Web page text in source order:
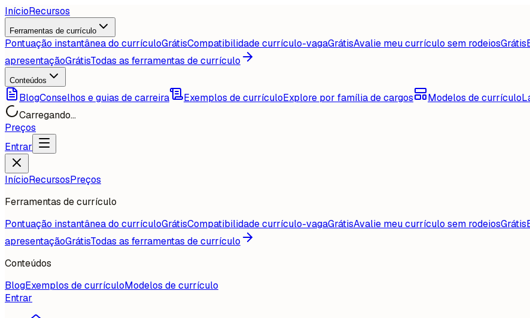
InícioRecursos
Ferramentas de currículo
Pontuação instantânea do currículoGrátisCompatibilidade currículo-vagaGrátisAvalie meu currículo sem rodeiosGrátis
apresentaçãoGrátisTodas as ferramentas de currículo
Conteúdos
BlogConselhos e guias de carreira Exemplos de currículoExplore por família de cargos Modelos de currículo
Carregando...
Preços
Entrar
InícioRecursosPreços
Ferramentas de currículo
Pontuação instantânea do currículoGrátisCompatibilidade currículo-vagaGrátisAvalie meu currículo sem rodeiosGrátis
apresentaçãoGrátisTodas as ferramentas de currículo
Conteúdos
BlogExemplos de currículoModelos de currículo
Entrar